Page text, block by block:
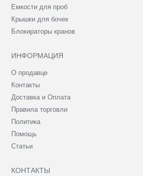
Емкости для проб
Крышки для бочек
Блокираторы кранов
ИНФОРМАЦИЯ
О продавце
Контакты
Доставка и Оплата
Правила торговли
Политика
Помощь
Статьи
КОНТАКТЫ